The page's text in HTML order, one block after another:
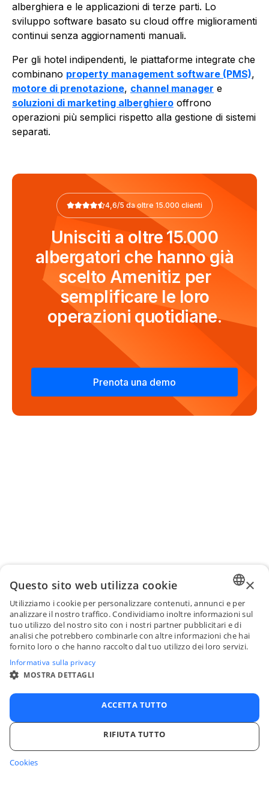
alberghiera e le applicazioni di terze parti. Lo
sviluppo software basato su cloud offre miglioramenti
continui senza aggiornamenti manuali.
Per gli hotel indipendenti, le piattaforme integrate che
combinano property management software (PMS),
motore di prenotazione, channel manager e
soluzioni di marketing alberghiero offrono
operazioni più semplici rispetto alla gestione di sistemi
separati.
4,6/5 da oltre 15.000 clienti
Unisciti a oltre 15.000
albergatori che hanno già
scelto Amenitiz per
semplificare le loro
operazioni quotidiane.
Prenota una demo
×
Questo sito web utilizza cookie
Utilizziamo i cookie per personalizzare contenuti, annunci e per
analizzare il nostro traffico. Condividiamo inoltre informazioni sul
tuo utilizzo del nostro sito con i nostri partner pubblicitari e di
analisi che potrebbero combinarle con altre informazioni che hai
fornito loro o che hanno raccolto dal tuo utilizzo dei loro servizi.
Informativa sulla privacy
MOSTRA DETTAGLI
ACCETTA TUTTO
RIFIUTA TUTTO
STRETTAMENTE NECESSARI
Cookies